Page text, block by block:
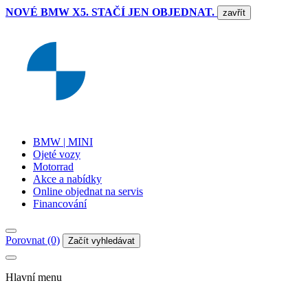
NOVÉ BMW X5. STAČÍ JEN OBJEDNAT. zavřít
BMW | MINI
Ojeté vozy
Motorrad
Akce a nabídky
Online objednat na servis
Financování
Porovnat (0) Začít vyhledávat
Hlavní menu